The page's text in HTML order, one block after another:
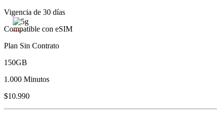
Vigencia de 30 días
Compatible con eSIM
Plan Sin Contrato
150GB
1.000 Minutos
$10.990